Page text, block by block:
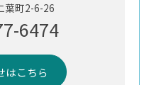
葉町2-6-26
6474
はこちら